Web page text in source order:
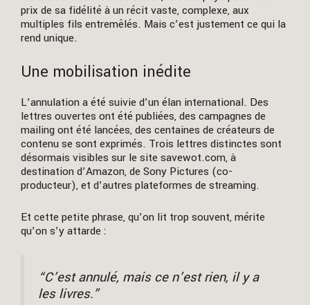
prix de sa fidélité à un récit vaste, complexe, aux
multiples fils entremêlés. Mais c’est justement ce qui la
rend unique.
Une mobilisation inédite
L’annulation a été suivie d’un élan international. Des
lettres ouvertes ont été publiées, des campagnes de
mailing ont été lancées, des centaines de créateurs de
contenu se sont exprimés. Trois lettres distinctes sont
désormais visibles sur le site savewot.com, à
destination d’Amazon, de Sony Pictures (co-
producteur), et d’autres plateformes de streaming.
Et cette petite phrase, qu’on lit trop souvent, mérite
qu’on s’y attarde :
“C’est annulé, mais ce n’est rien, il y a
les livres.”